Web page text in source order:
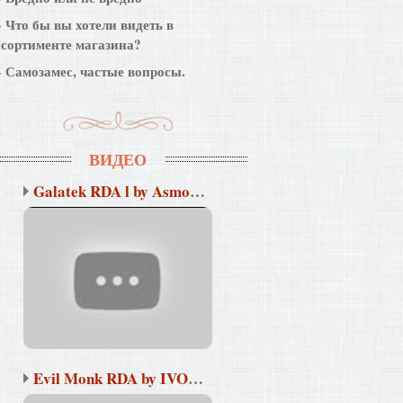
Что бы вы хотели видеть в
магазина?
Самозамес, частые вопросы.
ВИДЕО
Galatek RDA l by Asmodu...
Evil Monk RDA by IVOGO ...